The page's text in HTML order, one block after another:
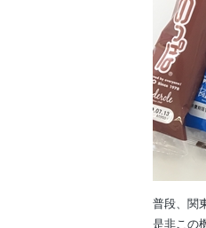
普段、関
是非この